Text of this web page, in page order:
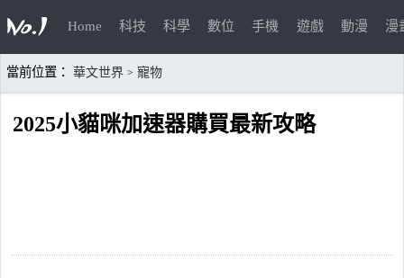
Home 科技 科學 數位 手機 遊戲 動漫 漫
當前位置： 華文世界 > 寵物
2025小貓咪加速器購買最新攻略